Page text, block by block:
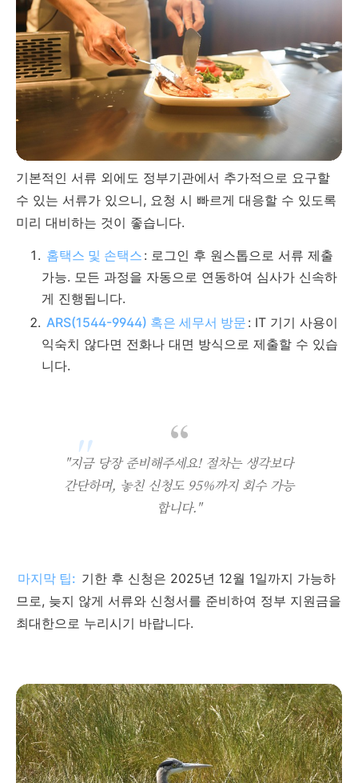
기본적인 서류 외에도 정부기관에서 추가적으로 요구할
수 있는 서류가 있으니, 요청 시 빠르게 대응할 수 있도록
미리 대비하는 것이 좋습니다.
홈택스 및 손택스 : 로그인 후 원스톱으로 서류 제출
가능. 모든 과정을 자동으로 연동하여 심사가 신속하
게 진행됩니다.
ARS(1544-9944) 혹은 세무서 방문 : IT 기기 사용이
익숙치 않다면 전화나 대면 방식으로 제출할 수 있습
니다.
"지금 당장 준비해주세요! 절차는 생각보다
간단하며, 놓친 신청도 95%까지 회수 가능
합니다."
마지막 팁: 기한 후 신청은 2025년 12월 1일까지 가능하
므로, 늦지 않게 서류와 신청서를 준비하여 정부 지원금을
최대한으로 누리시기 바랍니다.